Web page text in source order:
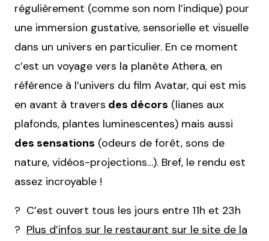
régulièrement (comme son nom l’indique) pour
une immersion gustative, sensorielle et visuelle
dans un univers en particulier. En ce moment
c’est un voyage vers la planète Athera, en
référence à l’univers du film Avatar, qui est mis
en avant à travers des décors (lianes aux
plafonds, plantes luminescentes) mais aussi
des sensations (odeurs de forêt, sons de
nature, vidéos-projections…). Bref, le rendu est
assez incroyable !
? C’est ouvert tous les jours entre 11h et 23h
? Plus d’infos sur le restaurant sur le site de la